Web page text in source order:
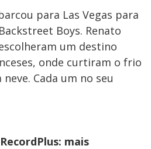
para Las Vegas para
Boys. Renato
um destino
onde curtiram o frio
Cada um no seu
mais